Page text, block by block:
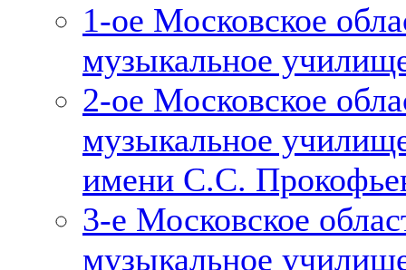
1-ое Московское
музыкальное
2-ое Московское
музыкальное
имени С.С.
3-е Московское
музыкальное